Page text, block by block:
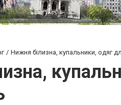
Нижня білизна, купальники, одяг